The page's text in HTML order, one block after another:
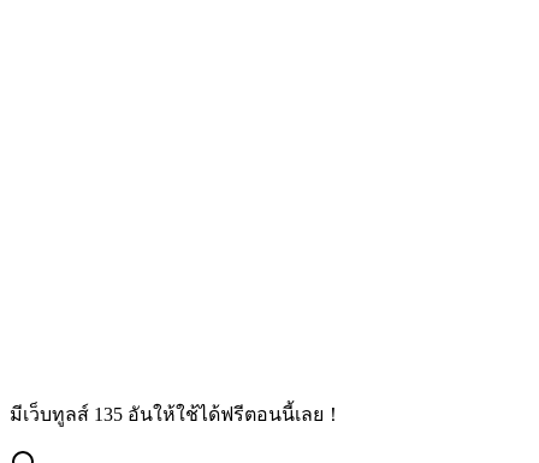
มีเว็บทูลส์ 135 อันให้ใช้ได้ฟรีตอนนี้เลย！